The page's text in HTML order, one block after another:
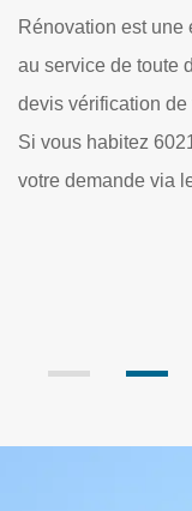
recherche fuite de
environs, notre
Hautbos propose
Ainsi, nos experts
en place des